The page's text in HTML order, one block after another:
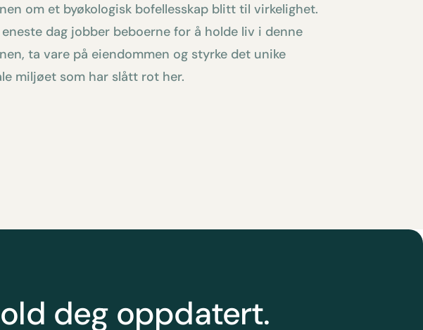
om et byøkologisk bofellesskap blitt til virkelighet.
eneste dag jobber beboerne for å holde liv i denne
ta vare på eiendommen og styrke det unike
miljøet som har slått rot her.
deg oppdatert.